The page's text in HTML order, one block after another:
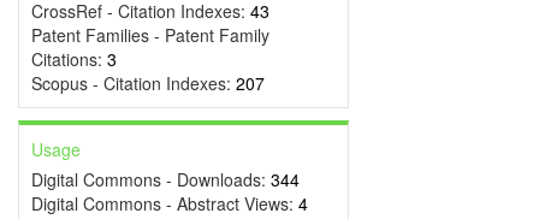
CrossRef - Citation Indexes: 43
Patent Families - Patent Family
Citations: 3
Scopus - Citation Indexes: 207
Usage
Digital Commons - Downloads: 344
Digital Commons - Abstract Views: 4